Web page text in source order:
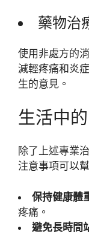
藥物治
使用非處方的
減輕疼痛和炎
生的意見。
生活中
除了上述專業
注意事項可以
保持健康體
疼痛。
避免長時間